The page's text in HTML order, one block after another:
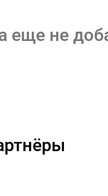
еще не